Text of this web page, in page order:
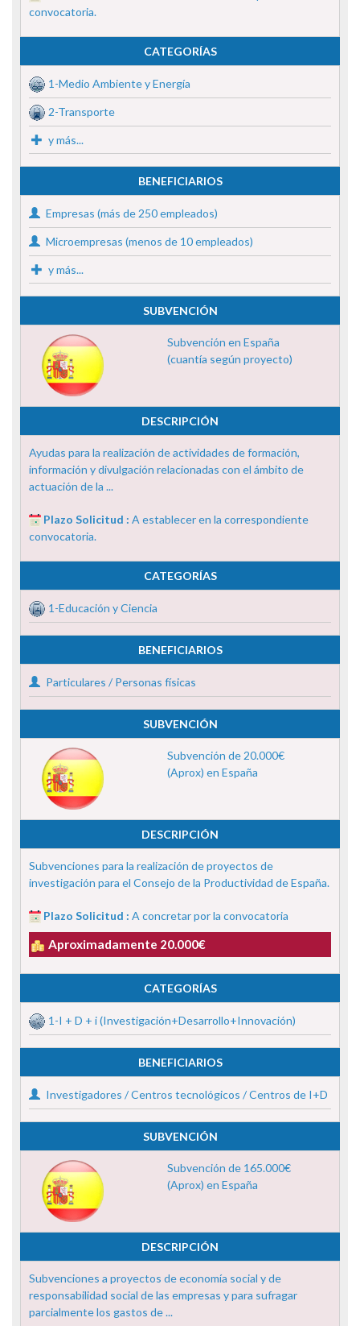
convocatoria.
CATEGORÍAS
1-Medio Ambiente y Energía
2-Transporte
y más...
BENEFICIARIOS
Empresas (más de 250 empleados)
Microempresas (menos de 10 empleados)
y más...
SUBVENCIÓN
Subvención en España
(cuantía según proyecto)
DESCRIPCIÓN
Ayudas para la realización de actividades de formación,
información y divulgación relacionadas con el ámbito de
actuación de la ...
Plazo Solicitud : A establecer en la correspondiente
convocatoria.
CATEGORÍAS
1-Educación y Ciencia
BENEFICIARIOS
Particulares / Personas físicas
SUBVENCIÓN
Subvención de 20.000€
(Aprox) en España
DESCRIPCIÓN
Subvenciones para la realización de proyectos de
investigación para el Consejo de la Productividad de España.
Plazo Solicitud : A concretar por la convocatoria
Aproximadamente 20.000€
CATEGORÍAS
1-I + D + i (Investigación+Desarrollo+Innovación)
BENEFICIARIOS
Investigadores / Centros tecnológicos / Centros de I+D
SUBVENCIÓN
Subvención de 165.000€
(Aprox) en España
DESCRIPCIÓN
Subvenciones a proyectos de economía social y de
responsabilidad social de las empresas y para sufragar
parcialmente los gastos de ...